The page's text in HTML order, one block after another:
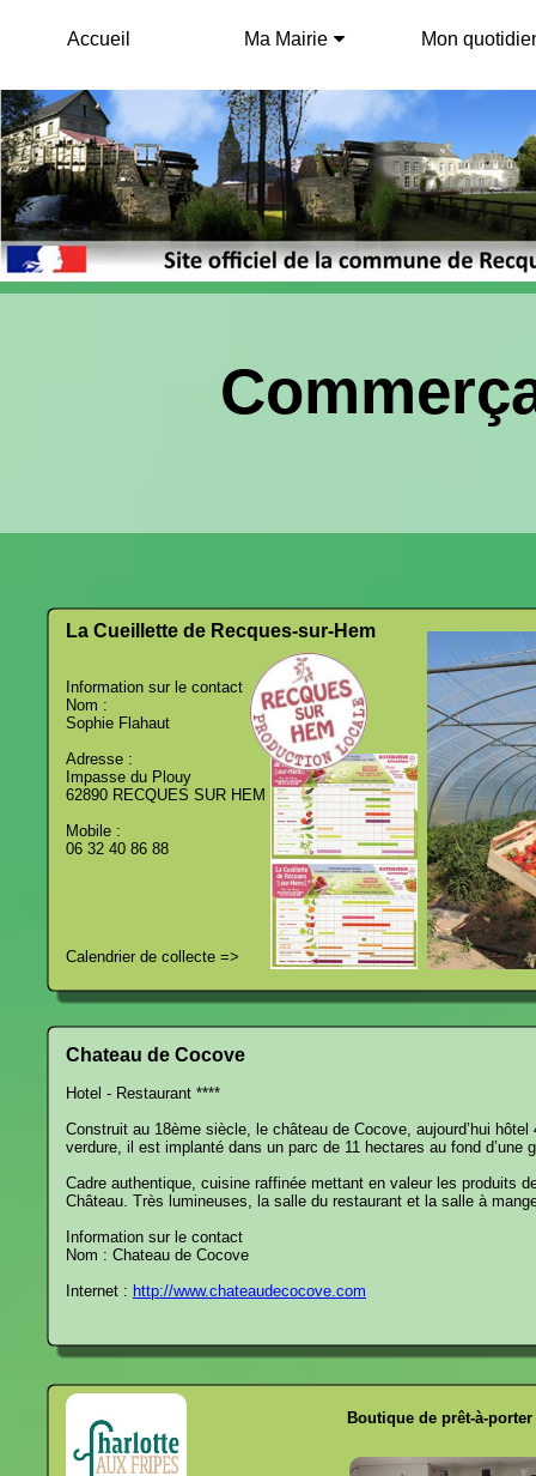
La Cueillette de Recques-sur-Hem
Information sur le contact
Nom :
Sophie Flahaut
Adresse :
Impasse du Plouy
62890 RECQUES SUR HEM
Mobile :
06 32 40 86 88
Calendrier de collecte =>
Chateau de Cocove
Hotel - Restaurant ****
Construit au 18ème siècle, le château de Cocove, aujourd’hui
verdure, il est implanté dans un parc de 11 hectares au fond d’une
Cadre authentique, cuisine raffinée mettant en valeur les produits
Château. Très lumineuses, la salle du restaurant et la salle à
Information sur le contact
Nom : Chateau de Cocove
Internet : http://www.chateaudecocove.com
Boutique de prêt-à-
Accueil Ma Mairie Mon